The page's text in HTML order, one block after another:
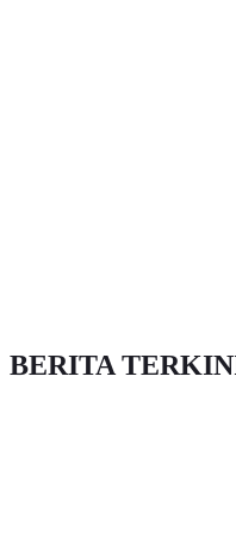
BERITA